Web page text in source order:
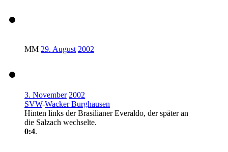
MM 29. August 2002
3. November 2002
SVW-Wacker Burghausen
Hinten links der Brasilianer Everaldo, der später an
die Salzach wechselte.
0:4.